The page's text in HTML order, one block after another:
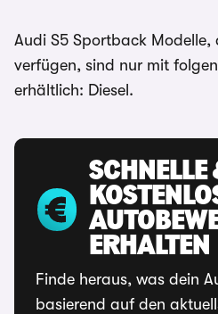
Audi S5 Sportback
verfügen, sind nur mit
erhältlich: Diesel.
ERHALTEN
Finde heraus, was dein
basierend auf den